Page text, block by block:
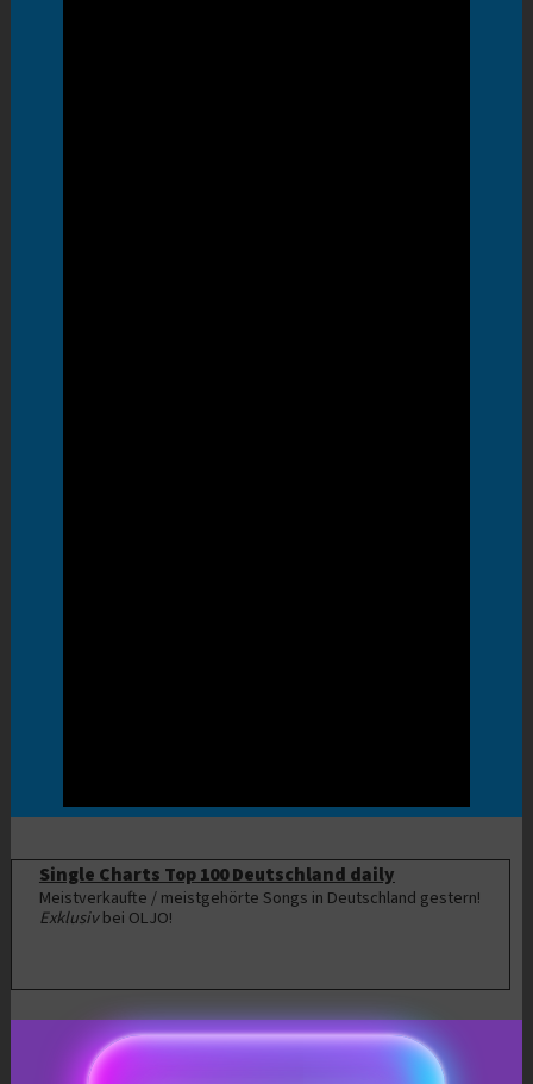
Single Charts Top 100 Deutschland daily
Meistverkaufte / meistgehörte Songs in Deutschland gestern!
Exklusivbei OLJO!